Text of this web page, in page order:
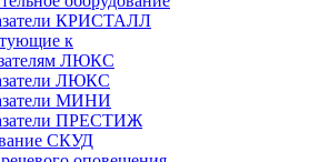
КРИСТАЛЛ
к
ЛЮКС
ЛЮКС
МИНИ
ПРЕСТИЖ
СКУД